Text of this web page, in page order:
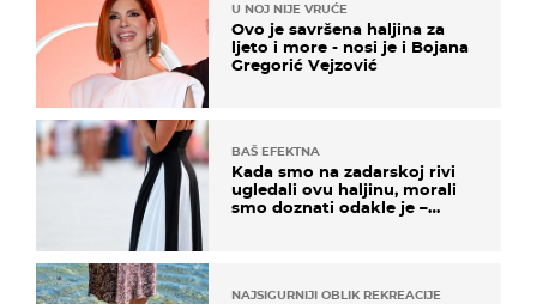
U NOJ NIJE VRUĆE
Ovo je savršena haljina za
ljeto i more - nosi je i Bojana
Gregorić Vejzović
BAŠ EFEKTNA
Kada smo na zadarskoj rivi
ugledali ovu haljinu, morali
smo doznati odakle je –
NAJSIGURNIJI OBLIK REKREACIJE